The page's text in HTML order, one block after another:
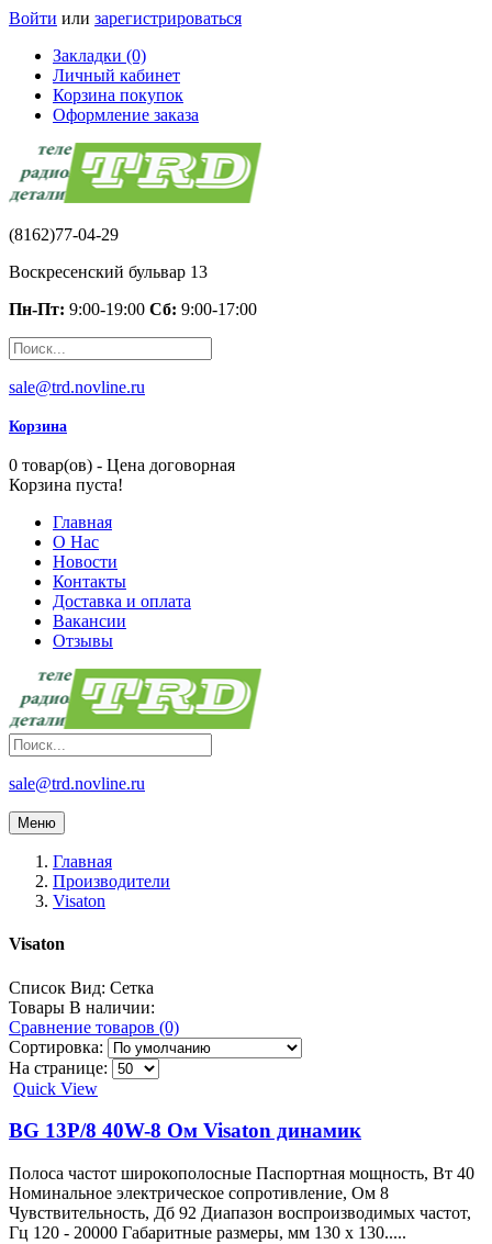
Войти или зарегистрироваться
Закладки (0)
Личный кабинет
Корзина покупок
Оформление заказа
(8162)77-04-29
Воскресенский бульвар 13
Пн-Пт: 9:00-19:00 Сб: 9:00-17:00
sale@trd.novline.ru
Корзина
0 товар(ов) - Цена договорная
Корзина пуста!
Главная
О Нас
Новости
Контакты
Доставка и оплата
Вакансии
Отзывы
sale@trd.novline.ru
Меню
Главная
Производители
Visaton
Visaton
Список Вид: Сетка
Товары В наличии:
Сравнение товаров (0)
Сортировка:
На странице:
Quick View
BG 13P/8 40W-8 Ом Visaton динамик
Полоса частот широкополосные Паспортная мощность, Вт 40
Номинальное электрическое сопротивление, Ом 8
Чувствительность, Дб 92 Диапазон воспроизводимых частот,
Гц 120 - 20000 Габаритные размеры, мм 130 x 130.....